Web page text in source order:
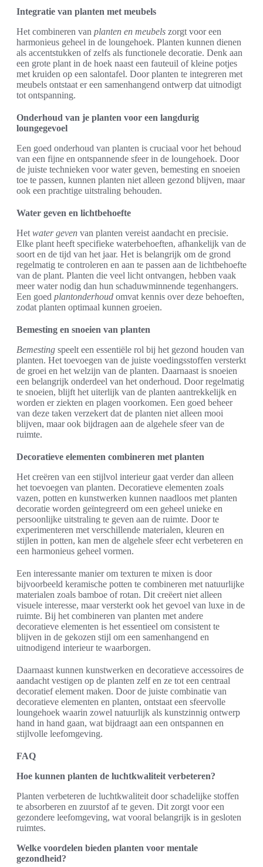
Integratie van planten met meubels
Het combineren van planten en meubels zorgt voor een
harmonieus geheel in de loungehoek. Planten kunnen dienen
als accentstukken of zelfs als functionele decoratie. Denk aan
een grote plant in de hoek naast een fauteuil of kleine potjes
met kruiden op een salontafel. Door planten te integreren met
meubels ontstaat er een samenhangend ontwerp dat uitnodigt
tot ontspanning.
Onderhoud van je planten voor een langdurig
loungegevoel
Een goed onderhoud van planten is cruciaal voor het behoud
van een fijne en ontspannende sfeer in de loungehoek. Door
de juiste technieken voor water geven, bemesting en snoeien
toe te passen, kunnen planten niet alleen gezond blijven, maar
ook een prachtige uitstraling behouden.
Water geven en lichtbehoefte
Het water geven van planten vereist aandacht en precisie.
Elke plant heeft specifieke waterbehoeften, afhankelijk van de
soort en de tijd van het jaar. Het is belangrijk om de grond
regelmatig te controleren en aan te passen aan de lichtbehoefte
van de plant. Planten die veel licht ontvangen, hebben vaak
meer water nodig dan hun schaduwminnende tegenhangers.
Een goed plantonderhoud omvat kennis over deze behoeften,
zodat planten optimaal kunnen groeien.
Bemesting en snoeien van planten
Bemesting speelt een essentiële rol bij het gezond houden van
planten. Het toevoegen van de juiste voedingsstoffen versterkt
de groei en het welzijn van de planten. Daarnaast is snoeien
een belangrijk onderdeel van het onderhoud. Door regelmatig
te snoeien, blijft het uiterlijk van de planten aantrekkelijk en
worden er ziekten en plagen voorkomen. Een goed beheer
van deze taken verzekert dat de planten niet alleen mooi
blijven, maar ook bijdragen aan de algehele sfeer van de
ruimte.
Decoratieve elementen combineren met planten
Het creëren van een stijlvol interieur gaat verder dan alleen
het toevoegen van planten. Decoratieve elementen zoals
vazen, potten en kunstwerken kunnen naadloos met planten
decoratie worden geïntegreerd om een geheel unieke en
persoonlijke uitstraling te geven aan de ruimte. Door te
experimenteren met verschillende materialen, kleuren en
stijlen in potten, kan men de algehele sfeer echt verbeteren en
een harmonieus geheel vormen.
Een interessante manier om texturen te mixen is door
bijvoorbeeld keramische potten te combineren met natuurlijke
materialen zoals bamboe of rotan. Dit creëert niet alleen
visuele interesse, maar versterkt ook het gevoel van luxe in de
ruimte. Bij het combineren van planten met andere
decoratieve elementen is het essentieel om consistent te
blijven in de gekozen stijl om een samenhangend en
uitnodigend interieur te waarborgen.
Daarnaast kunnen kunstwerken en decoratieve accessoires de
aandacht vestigen op de planten zelf en ze tot een centraal
decoratief element maken. Door de juiste combinatie van
decoratieve elementen en planten, ontstaat een sfeervolle
loungehoek waarin zowel natuurlijk als kunstzinnig ontwerp
hand in hand gaan, wat bijdraagt aan een ontspannen en
stijlvolle leefomgeving.
FAQ
Hoe kunnen planten de luchtkwaliteit verbeteren?
Planten verbeteren de luchtkwaliteit door schadelijke stoffen
te absorberen en zuurstof af te geven. Dit zorgt voor een
gezondere leefomgeving, wat vooral belangrijk is in gesloten
ruimtes.
Welke voordelen bieden planten voor mentale
gezondheid?